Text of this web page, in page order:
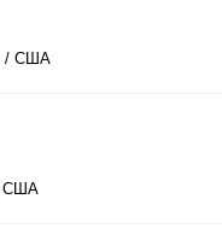
/ США
США